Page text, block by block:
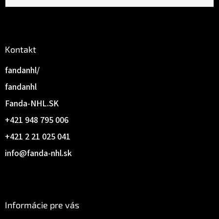
Kontakt
info@fanda-nhl.sk
+421 2 21 025 041
+421 948 795 006
Fanda-NHL.SK
fandanhl
fandanhl/
Informácie pre vás